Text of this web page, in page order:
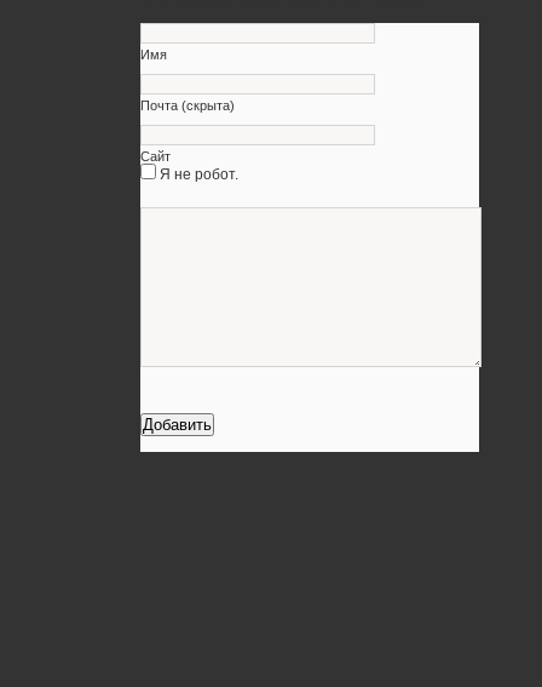
Имя
Почта (скрыта)
Сайт
Я не робот.